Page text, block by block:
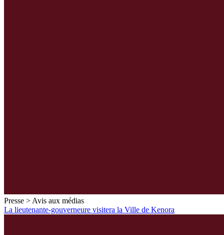
Presse > Avis aux médias
La lieutenante-gouverneure visitera la Ville de Kenora